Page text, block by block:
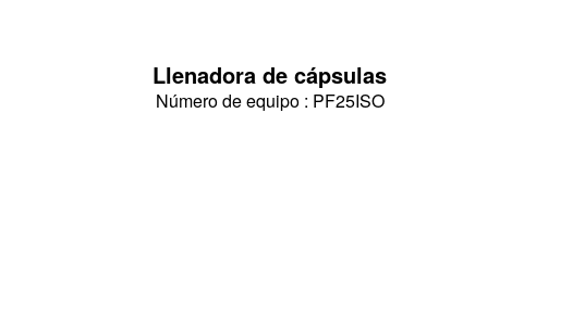
Llenadora de cápsulas
Número de equipo : PF25ISO